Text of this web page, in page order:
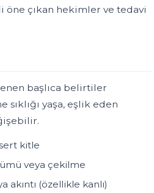
öne çıkan hekimler ve tedavi
başlıca belirtiler
yaşa, eşlik eden
kitle
veya çekilme
akıntı (özellikle kanlı)